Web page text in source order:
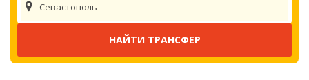
Севастополь